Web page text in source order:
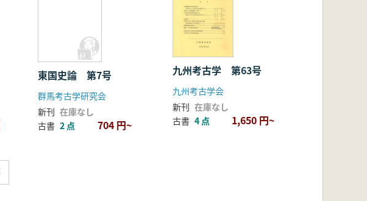
東国史論 第7号
群馬考古学研究会
新刊 在庫なし
古書 2 点 704 円~
九州考古学 第63号
九州考古学会
新刊 在庫なし
古書 4 点 1,650 円~